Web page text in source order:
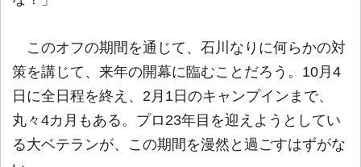
このオフの期間を通じて、石川なりに何らかの対
策を講じて、来年の開幕に臨むことだろう。10月4
日に全日程を終え、2月1日のキャンプインまで、
丸々4カ月もある。プロ23年目を迎えようとしてい
る大ベテランが、この期間を漫然と過ごすはずがな